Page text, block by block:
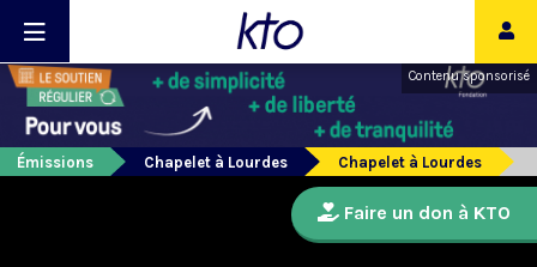
Contenu sponsorisé
Émissions Chapelet à Lourdes Chapelet à Lourdes
Faire un don à KTO